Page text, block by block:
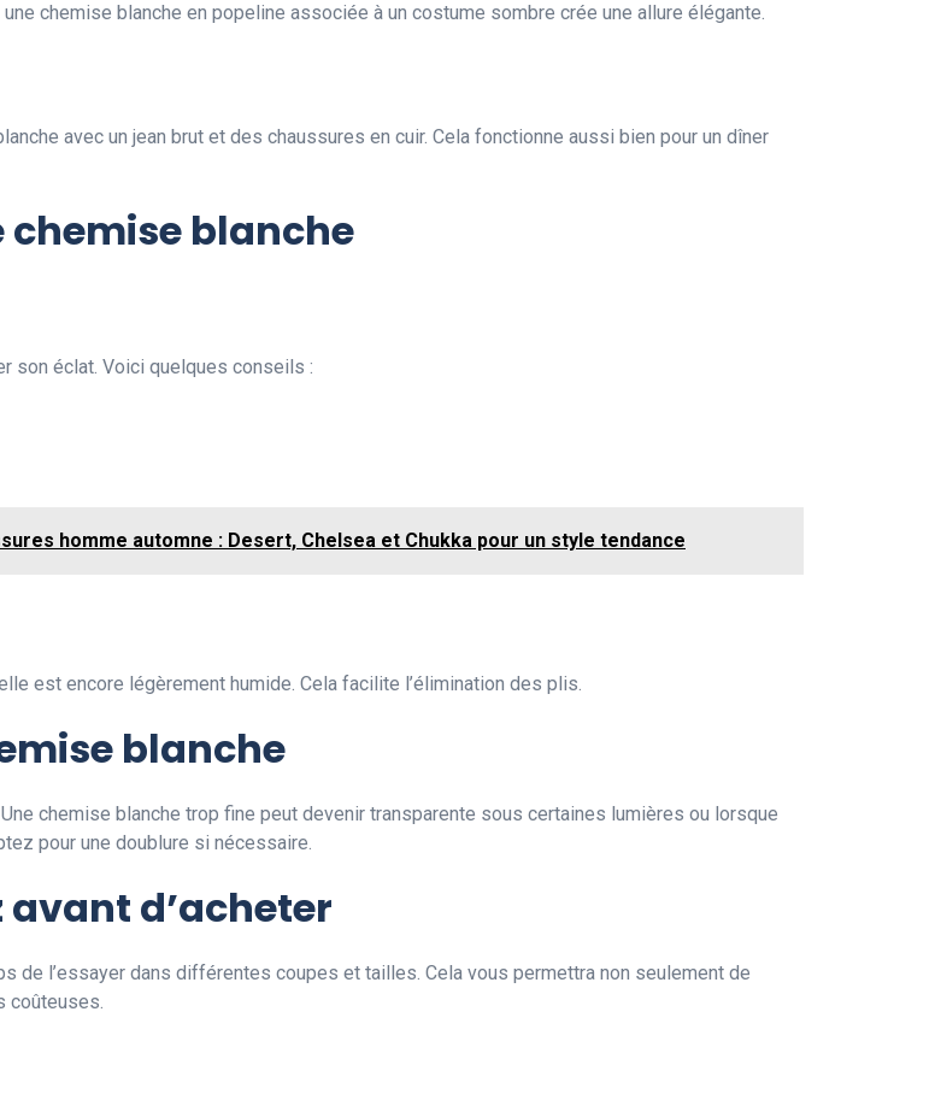
chemise blanche en popeline associée à un costume sombre crée une allure élégante.
avec un jean brut et des chaussures en cuir. Cela fonctionne aussi bien pour un dîner
chemise blanche
son éclat. Voici quelques conseils :
homme automne : Desert, Chelsea et Chukka pour un style tendance
est encore légèrement humide. Cela facilite l’élimination des plis.
blanche
chemise blanche trop fine peut devenir transparente sous certaines lumières ou lorsque
pour une doublure si nécessaire.
d’acheter
de l’essayer dans différentes coupes et tailles. Cela vous permettra non seulement de
coûteuses.